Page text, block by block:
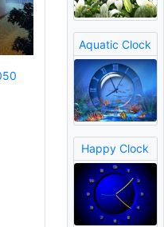
Aquatic Clock
Happy Clock